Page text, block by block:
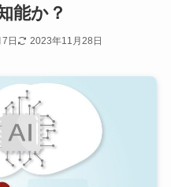
能か？
日 2023年11月28日